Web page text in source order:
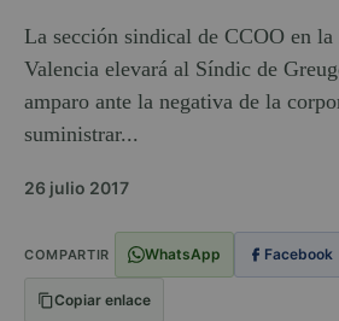
La sección sindical de CCOO en
Valencia elevará al Síndic de
amparo ante la negativa de la
suministrar...
26 julio 2017
COMPARTIR WhatsApp Facebook
Copiar enlace